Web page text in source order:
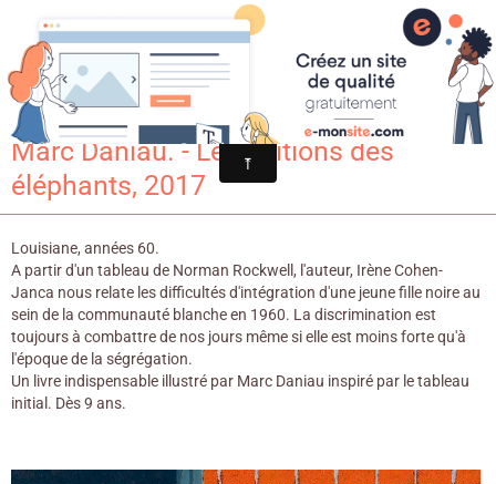
Croqu'livre
Ruby tête haute / Irène Cohen-Janca &
Marc Daniau. - Les éditions des
éléphants, 2017
Louisiane, années 60.
A partir d'un tableau de Norman Rockwell, l'auteur, Irène Cohen-
Janca nous relate les difficultés d'intégration d'une jeune fille noire au
sein de la communauté blanche en 1960. La discrimination est
toujours à combattre de nos jours même si elle est moins forte qu'à
l'époque de la ségrégation.
Un livre indispensable illustré par Marc Daniau inspiré par le tableau
initial. Dès 9 ans.